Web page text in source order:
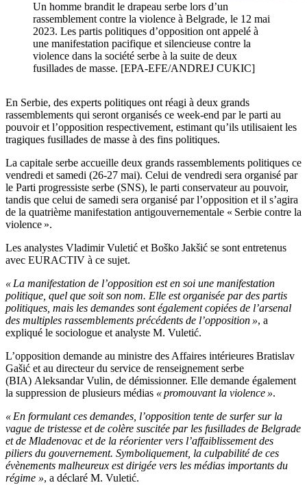
Un homme brandit le drapeau serbe lors d’un
rassemblement contre la violence à Belgrade, le 12 mai
2023. Les partis politiques d’opposition ont appelé à
une manifestation pacifique et silencieuse contre la
violence dans la société serbe à la suite de deux
fusillades de masse. [EPA-EFE/ANDREJ CUKIC]
En Serbie, des experts politiques ont réagi à deux grands
rassemblements qui seront organisés ce week-end par le parti au
pouvoir et l’opposition respectivement, estimant qu’ils utilisaient les
tragiques fusillades de masse à des fins politiques.
La capitale serbe accueille deux grands rassemblements politiques ce
vendredi et samedi (26-27 mai). Celui de vendredi sera organisé par
le Parti progressiste serbe (SNS), le parti conservateur au pouvoir,
tandis que celui de samedi sera organisé par l’opposition et il s’agira
de la quatrième manifestation antigouvernementale « Serbie contre la
violence ».
Les analystes Vladimir Vuletić et Boško Jakšić se sont entretenus
avec EURACTIV à ce sujet.
« La manifestation de l’opposition est en soi une manifestation
politique, quel que soit son nom. Elle est organisée par des partis
politiques, mais les demandes sont également copiées de l’arsenal
des multiples rassemblements précédents de l’opposition », a
expliqué le sociologue et analyste M. Vuletić.
L’opposition demande au ministre des Affaires intérieures Bratislav
Gašić et au directeur du service de renseignement serbe
(BIA) Aleksandar Vulin, de démissionner. Elle demande également
la suppression de plusieurs médias « promouvant la violence ».
« En formulant ces demandes, l’opposition tente de surfer sur la
vague de tristesse et de colère suscitée par les fusillades de Belgrade
et de Mladenovac et de la réorienter vers l’affaiblissement des
piliers du gouvernement. Symboliquement, la culpabilité de ces
évènements malheureux est dirigée vers les médias importants du
régime », a déclaré M. Vuletić.